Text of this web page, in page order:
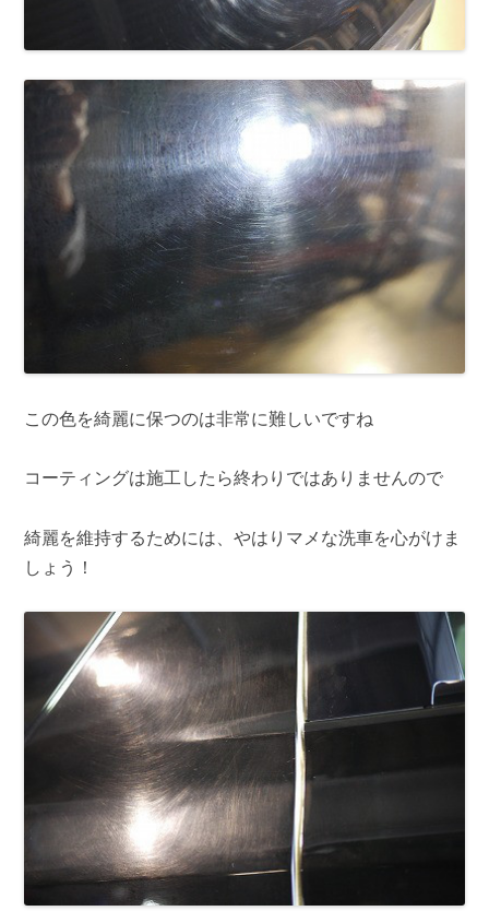
この色を綺麗に保つのは非常に難しいですね
コーティングは施工したら終わりではありませんので
綺麗を維持するためには、やはりマメな洗車を心がけま
しょう！